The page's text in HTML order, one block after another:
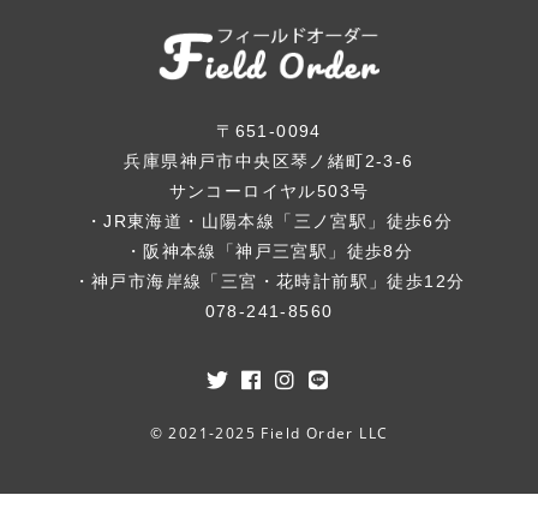
〒651-0094
兵庫県神戸市中央区琴ノ緒町2-3-6
サンコーロイヤル503号
・JR東海道・山陽本線「三ノ宮駅」徒歩6分
・阪神本線「神戸三宮駅」徒歩8分
・神戸市海岸線「三宮・花時計前駅」徒歩12分
078-241-8560
© 2021-2025 Field Order LLC